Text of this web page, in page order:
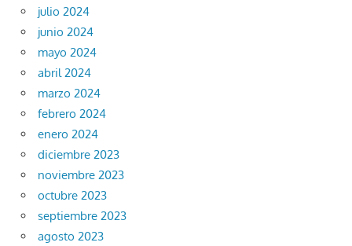
julio 2024
junio 2024
mayo 2024
abril 2024
marzo 2024
febrero 2024
enero 2024
diciembre 2023
noviembre 2023
octubre 2023
septiembre 2023
agosto 2023